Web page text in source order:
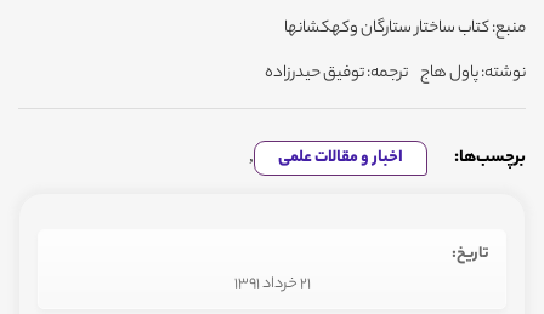
منبع: کتاب ساختار ستارگان وکهکشانها
نوشته: پاول هاج ترجمه: توفیق حیدرزاده
برچسب‌ها: اخبار و مقالات علمی ,
تاریخ:
21 خرداد 1391